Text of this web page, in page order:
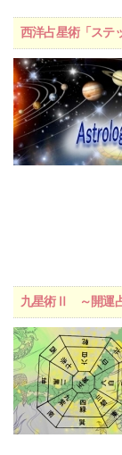
西洋占星術「ステ
九星術Ⅱ ～開運